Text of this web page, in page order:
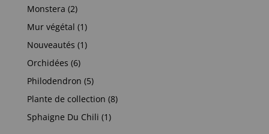
Monstera (2)
Mur végétal (1)
Nouveautés (1)
Orchidées (6)
Philodendron (5)
Plante de collection (8)
Sphaigne Du Chili (1)